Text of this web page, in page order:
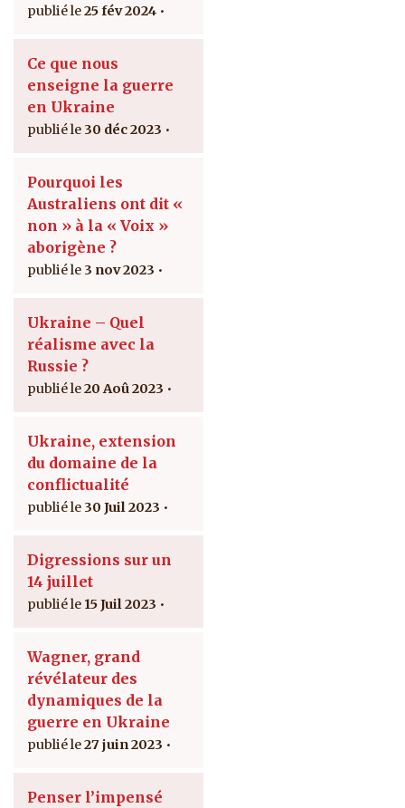
25 fév 2024
Ce que nous
enseigne la guerre
en Ukraine
30 déc 2023
Pourquoi les
Australiens ont dit «
non » à la « Voix »
aborigène ?
3 nov 2023
Ukraine – Quel
réalisme avec la
Russie ?
20 Aoû 2023
Ukraine, extension
du domaine de la
conflictualité
30 Juil 2023
Digressions sur un
14 juillet
15 Juil 2023
Wagner, grand
révélateur des
dynamiques de la
guerre en Ukraine
27 juin 2023
Penser l’impensé